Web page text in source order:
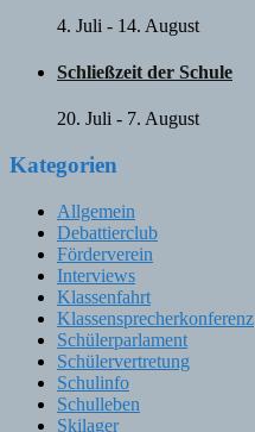
4. Juli - 14. August
Schließzeit der Schule
20. Juli - 7. August
Kategorien
Allgemein
Debattierclub
Förderverein
Interviews
Klassenfahrt
Klassensprecherkonferenz
Schülerparlament
Schülervertretung
Schulinfo
Schulleben
Skilager